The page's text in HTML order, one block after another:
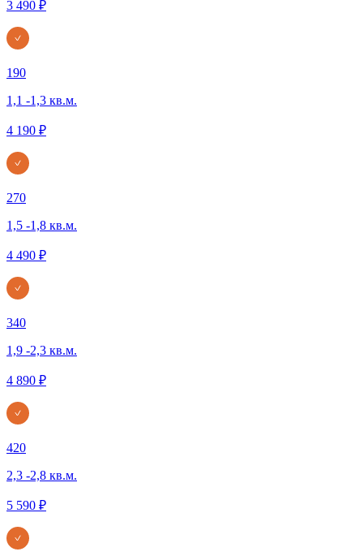
3 490 ₽
190
1,1 -1,3 кв.м.
4 190 ₽
270
1,5 -1,8 кв.м.
4 490 ₽
340
1,9 -2,3 кв.м.
4 890 ₽
420
2,3 -2,8 кв.м.
5 590 ₽